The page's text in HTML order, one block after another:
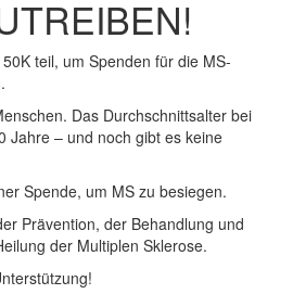
teil, um Spenden für die MS-
Das Durchschnittsalter bei
Jahre – und noch gibt es keine
Spende, um MS zu besiegen.
Prävention, der Behandlung und
der Multiplen Sklerose.